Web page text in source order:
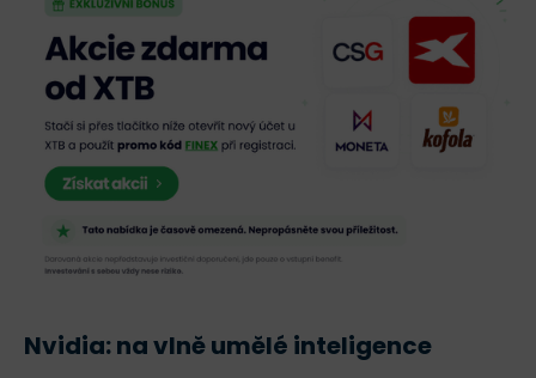
Nvidia: na vlně umělé inteligence